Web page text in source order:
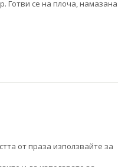
Готви се на плоча, намазана
от праза използвайте за